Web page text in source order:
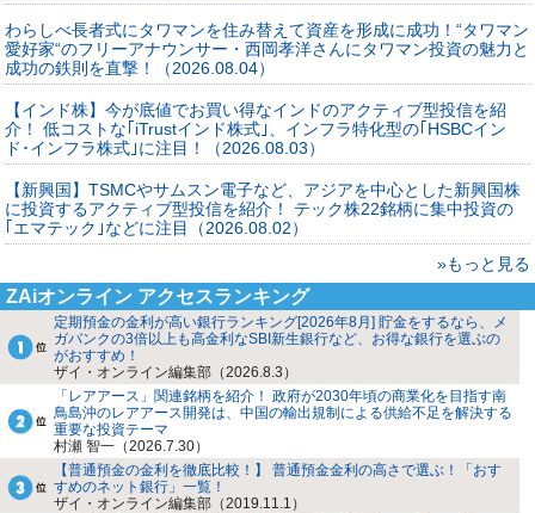
わらしべ長者式にタワマンを住み替えて資産を形成に成功！“タワマン
愛好家“のフリーアナウンサー・西岡孝洋さんにタワマン投資の魅力と
成功の鉄則を直撃！（2026.08.04）
【インド株】今が底値でお買い得なインドのアクティブ型投信を紹
介！ 低コストな｢iTrustインド株式｣、インフラ特化型の｢HSBCイン
ド･インフラ株式｣に注目！（2026.08.03）
【新興国】TSMCやサムスン電子など、アジアを中心とした新興国株
に投資するアクティブ型投信を紹介！ テック株22銘柄に集中投資の
｢エマテック｣などに注目（2026.08.02）
»もっと見る
ZAiオンライン アクセスランキング
定期預金の金利が高い銀行ランキング[2026年8月] 貯金をするなら、メ
ガバンクの3倍以上も高金利なSBI新生銀行など、お得な銀行を選ぶの
がおすすめ！
ザイ・オンライン編集部（2026.8.3）
「レアアース」関連銘柄を紹介！ 政府が2030年頃の商業化を目指す南
鳥島沖のレアアース開発は、中国の輸出規制による供給不足を解決する
重要な投資テーマ
村瀬 智一（2026.7.30）
【普通預金の金利を徹底比較！】 普通預金金利の高さで選ぶ！「おす
すめのネット銀行」一覧！
ザイ・オンライン編集部（2019.11.1）